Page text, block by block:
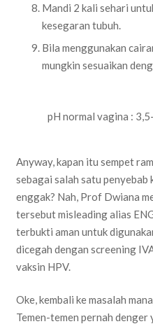
Mandi 2 kali sehari
kesegaran tubuh.
Bila menggunakan
mungkin sesuaikan
pH normal vagina :
Anyway, kapan itu sempet
sebagai salah satu penyebab
enggak? Nah, Prof Dwiana
tersebut misleading alias
terbukti aman untuk
dicegah dengan screening
vaksin HPV.
Oke, kembali ke masalah
Temen-temen pernah denger